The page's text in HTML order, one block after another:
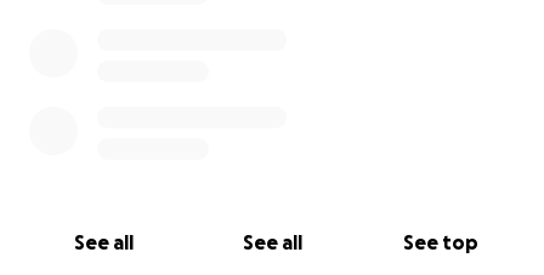
See all See all See top